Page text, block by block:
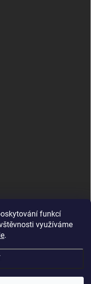
funkcí
využíváme
.
navenek. Všechna práva